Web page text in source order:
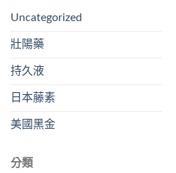
Uncategorized
壯陽藥
持久液
日本藤素
美國黑金
分類